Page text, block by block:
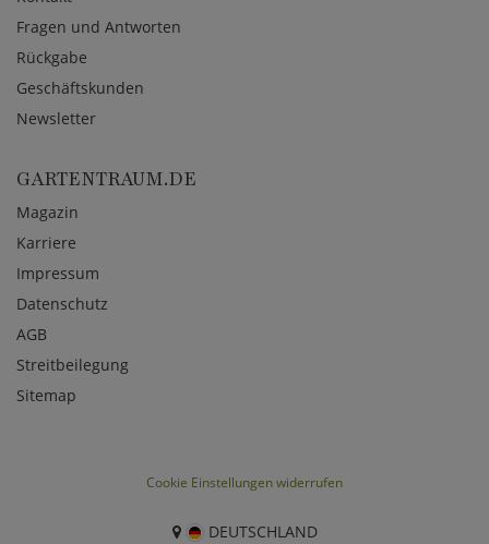
Fragen und Antworten
Rückgabe
Geschäftskunden
Newsletter
GARTENTRAUM.DE
Magazin
Karriere
Impressum
Datenschutz
AGB
Streitbeilegung
Sitemap
Cookie Einstellungen widerrufen
DEUTSCHLAND